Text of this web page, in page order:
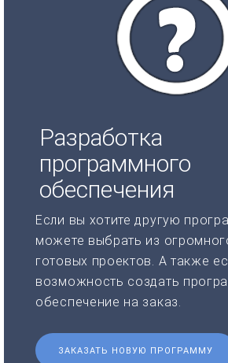
Разработка
программного
обеспечения
Если вы хотите другую
можете выбрать из
готовых проектов. А также
возможность создать
обеспечение на заказ.
ЗАКАЗАТЬ НОВУЮ ПРОГРАММУ